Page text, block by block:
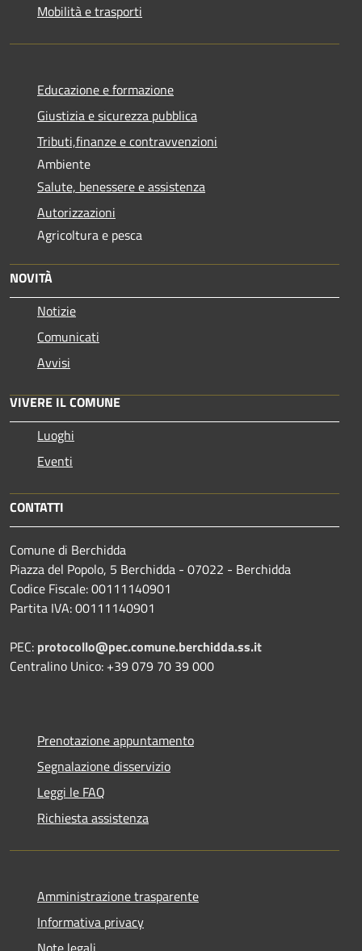
Mobilità e trasporti
Educazione e formazione
Giustizia e sicurezza pubblica
Tributi,finanze e contravvenzioni
Ambiente
Salute, benessere e assistenza
Autorizzazioni
Agricoltura e pesca
NOVITÀ
Notizie
Comunicati
Avvisi
VIVERE IL COMUNE
Luoghi
Eventi
CONTATTI
Comune di Berchidda
Piazza del Popolo, 5 Berchidda - 07022 - Berchidda
Codice Fiscale: 00111140901
Partita IVA: 00111140901
PEC: protocollo@pec.comune.berchidda.ss.it
Centralino Unico: +39 079 70 39 000
Prenotazione appuntamento
Segnalazione disservizio
Leggi le FAQ
Richiesta assistenza
Amministrazione trasparente
Informativa privacy